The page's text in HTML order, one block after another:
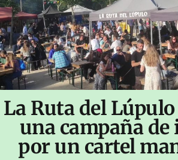
La Ruta del
una campaña
por un cartel